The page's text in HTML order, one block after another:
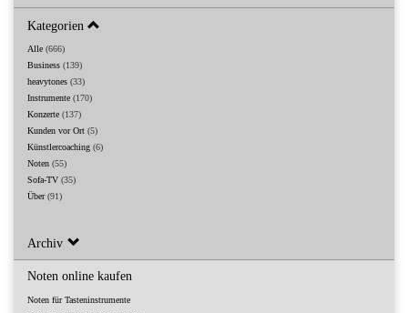
Kategorien
Alle (666)
Business (139)
heavytones (33)
Instrumente (170)
Konzerte (137)
Kunden vor Ort (5)
Künstlercoaching (6)
Noten (55)
Sofa-TV (35)
Über(91)
Archiv
Noten online kaufen
Noten für Tasteninstrumente